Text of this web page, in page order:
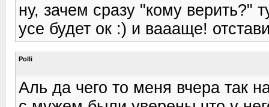
ну, зачем сразу "кому верить?"
усе будет ок :) и ваааще!
Polli
Аль да чего то меня вчера так